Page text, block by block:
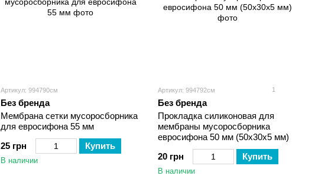
Артикул: 994790см
Без бренда
Мембрана сетки мусоросборника
для евросифона 55 мм
25 грн
Купить
В наличии
Артикул: 994792см 1
Без бренда
Прокладка силиконовая для
мембраны мусоросборника
евросифона 50 мм (50х30х5 мм)
20 грн
Купить
В наличии